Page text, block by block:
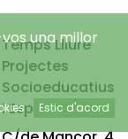
Temps Lliure
Projectes
Socioeducatius
i Esportius, S.L.
una millor
Estic d'acord